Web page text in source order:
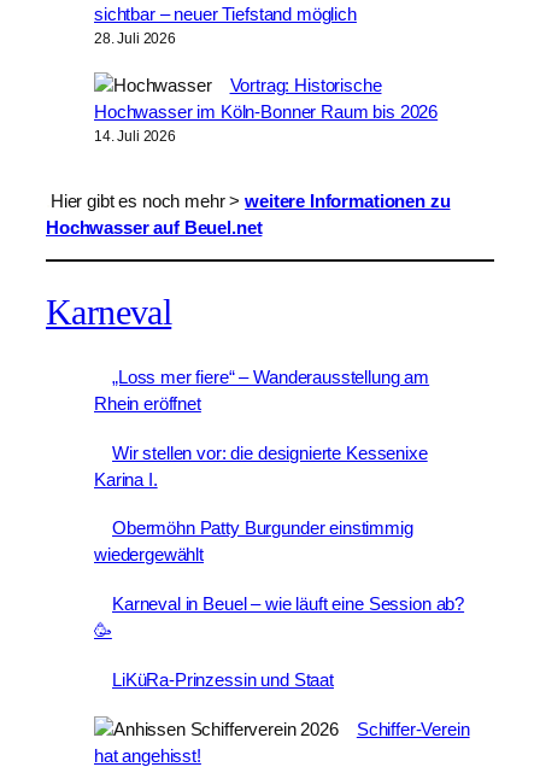
sichtbar – neuer Tiefstand möglich
28. Juli 2026
Vortrag: Historische
Hochwasser im Köln-Bonner Raum bis 2026
14. Juli 2026
Hier gibt es noch mehr >weitere Informationen zu
Hochwasser auf Beuel.net
Karneval
„Loss mer fiere“ – Wanderausstellung am
Rhein eröffnet
Wir stellen vor: die designierte Kessenixe
Karina I.
Obermöhn Patty Burgunder einstimmig
wiedergewählt
Karneval in Beuel – wie läuft eine Session ab?
🥳
LiKüRa-Prinzessin und Staat
Schiffer-Verein
hat angehisst!